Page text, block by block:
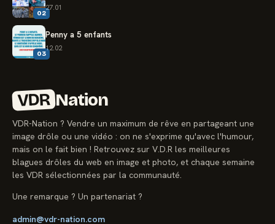
02
27.01
03
Penny a 5 enfants
12.02
VDR Nation
VDR-Nation ? Vendre un maximum de rêve en partageant une
image drôle ou une vidéo : on ne s'exprime qu'avec l'humour,
mais on le fait bien ! Retrouvez sur V.D.R les meilleures
blagues drôles du web en image et photo, et chaque semaine
les VDR sélectionnées par la communauté.
Une remarque ? Un partenariat ?
admin@vdr-nation.com